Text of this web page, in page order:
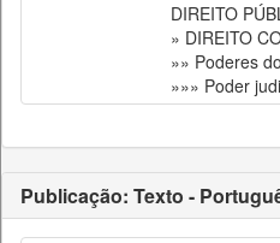
DIREITO
» DIREITO
»» Poderes
»»» Poder
Publicação: Texto -